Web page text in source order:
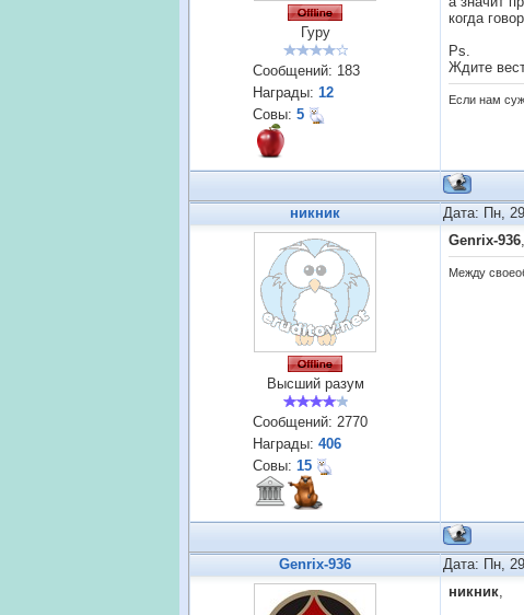
Гуру
Сообщений: 183
Награды: 12
Совы: 5
когда
Ps.
Ждите
Если нам
никник Дата: Пн,
Высший разум
Сообщений: 2770
Награды: 406
Совы: 15
Genrix-936
Между
Genrix-936 Дата: Пн,
никник,